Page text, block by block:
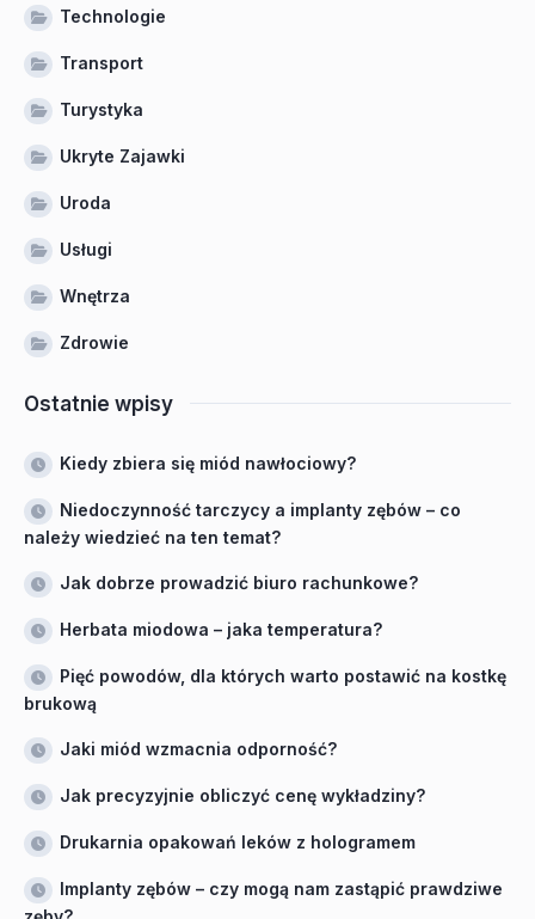
Technologie
Transport
Turystyka
Ukryte Zajawki
Uroda
Usługi
Wnętrza
Zdrowie
Ostatnie wpisy
Kiedy zbiera się miód nawłociowy?
Niedoczynność tarczycy a implanty zębów – co
należy wiedzieć na ten temat?
Jak dobrze prowadzić biuro rachunkowe?
Herbata miodowa – jaka temperatura?
Pięć powodów, dla których warto postawić na kostkę
brukową
Jaki miód wzmacnia odporność?
Jak precyzyjnie obliczyć cenę wykładziny?
Drukarnia opakowań leków z hologramem
Implanty zębów – czy mogą nam zastąpić prawdziwe